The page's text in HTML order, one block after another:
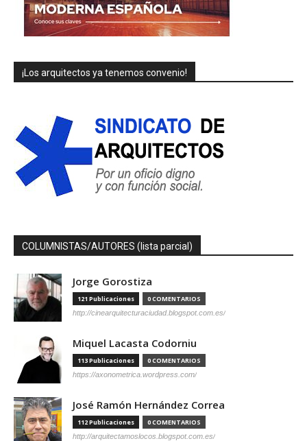
¡Los arquitectos ya tenemos convenio!
COLUMNISTAS/AUTORES (lista parcial)
Jorge Gorostiza
121 Publicaciones 0 COMENTARIOS
http://cinearquitecturaciudad.blogspot.com.es/
Miquel Lacasta Codorniu
113 Publicaciones 0 COMENTARIOS
https://axonometrica.wordpress.com/
José Ramón Hernández Correa
112 Publicaciones 0 COMENTARIOS
http://arquitectamoslocos.blogspot.com.es/